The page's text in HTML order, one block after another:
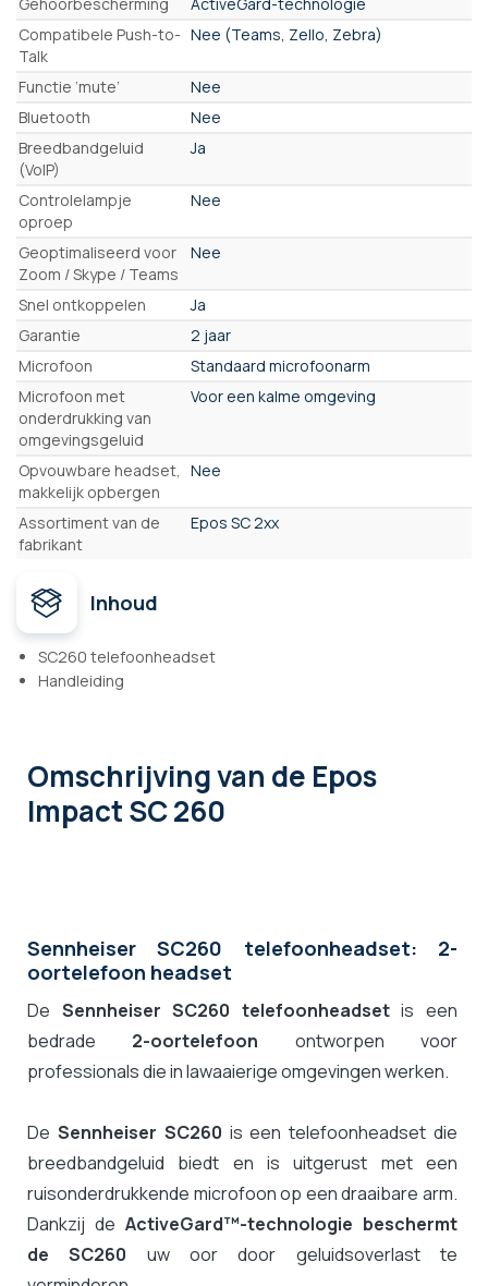
Compatibele Push-to-
Talk
Nee (Teams, Zello, Zebra)
Functie ‘mute’
Nee
Bluetooth
Nee
Breedbandgeluid
(VoIP)
Ja
Controlelampje
oproep
Nee
Geoptimaliseerd voor
Zoom / Skype / Teams
Nee
Snel ontkoppelen
Ja
Garantie
2 jaar
Microfoon
Standaard microfoonarm
Microfoon met
onderdrukking van
omgevingsgeluid
Voor een kalme omgeving
Opvouwbare headset,
makkelijk opbergen
Nee
Assortiment van de
fabrikant
Epos SC 2xx
Inhoud
SC260 telefoonheadset
Handleiding
Omschrijvingvan de Epos
Impact SC 260
Sennheiser SC260 telefoonheadset: 2-
oortelefoon headset
De Sennheiser SC260 telefoonheadsetis een
bedrade 2-oortelefoon ontworpen voor
professionals die in lawaaierige omgevingen werken.
De Sennheiser SC260 is een telefoonheadset die
breedbandgeluid biedt en is uitgerust met een
ruisonderdrukkende microfoon op een draaibare arm.
Dankzij de ActiveGard™-technologie beschermt
de SC260 uw oor door geluidsoverlast te